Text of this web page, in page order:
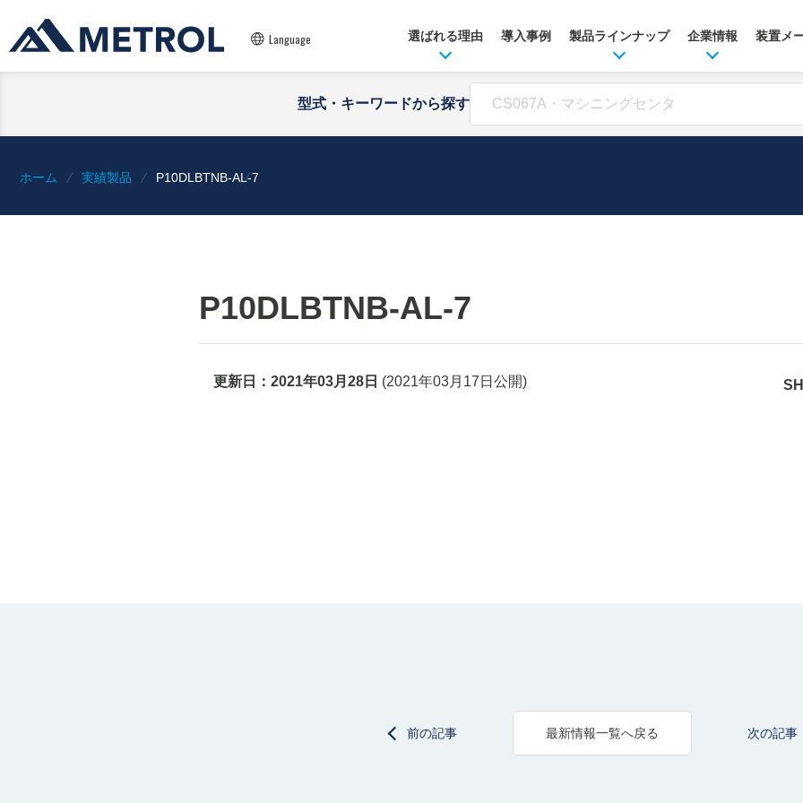
Language 選ばれる理由 導入事例 製品ラインナップ 企業情報 装置メ
型式・キーワードから探す
ホーム 実績製品 P10DLBTNB-AL-7
P10DLBTNB-AL-7
更新日： 2021年03月28日 (2021年03月17日 公開)
前の記事 最新情報一覧へ戻る 次の記事